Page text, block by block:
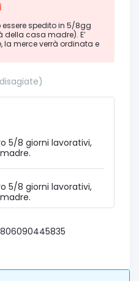
spedito in 5/8gg
casa madre). E’
la merce verrà ordinata e
5/8 giorni lavorativi,
5/8 giorni lavorativi,